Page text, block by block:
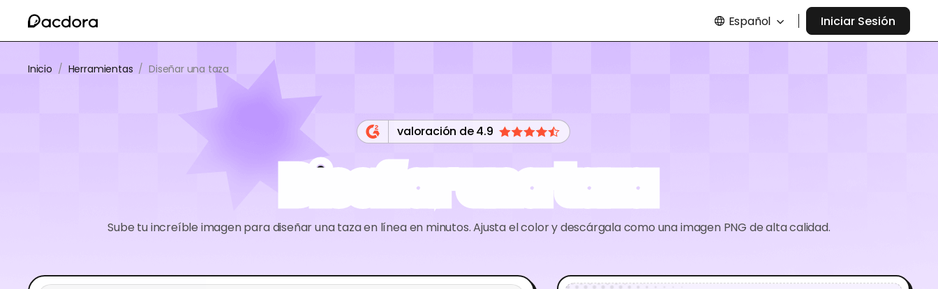
Español Iniciar Sesión
Inicio / Herramientas / Diseñar una taza
valoración de 4.9
Diseñar una taza
Sube tu increíble imagen para diseñar una taza en línea en minutos. Ajusta el color y descárgala como una imagen PNG de alta calidad.